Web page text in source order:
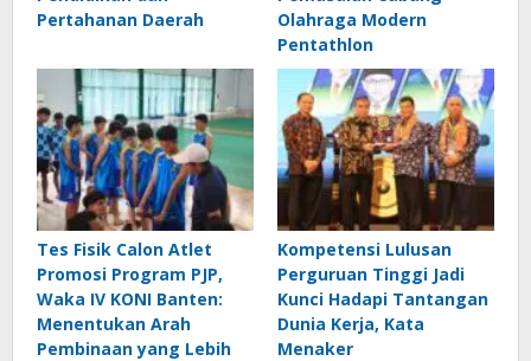
Pertahanan Daerah
Olahraga Modern
Pentathlon
Tes Fisik Calon Atlet
Promosi Program PJP,
Waka IV KONI Banten:
Menentukan Arah
Pembinaan yang Lebih
Kompetensi Lulusan
Perguruan Tinggi Jadi
Kunci Hadapi Tantangan
Dunia Kerja, Kata
Menaker